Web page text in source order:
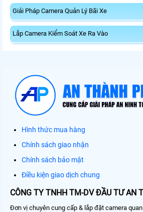
Giải Pháp Camera Quản Lý Bãi Xe
Lắp Camera Kiểm Soát Xe Ra Vào
Hình thức mua hàng
Chính sách giao nhận
Chính sách bảo mật
Điều kiện giao dịch chung
CÔNG TY TNHH TM-DV ĐẦU TƯ AN
Đơn vị chuyên cung cấp & lắp đặt camera